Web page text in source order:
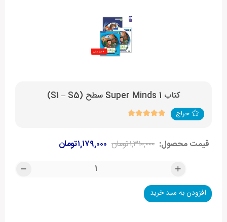
کتاب Super Minds 1 سطح (S1 – S5)
حراج
قیمت محصول: تومان۱,۳۱۰,۰۰۰ تومان۱,۱۷۹,۰۰۰
افزودن به سبد خرید